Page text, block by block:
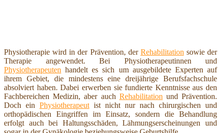
Physiotherapie wird in der Prävention, der Rehabilitation sowie der
Therapie angewendet. Bei Physiotherapeutinnen und
Physiotherapeuten handelt es sich um ausgebildete Experten auf
ihrem Gebiet, die mindestens eine dreijährige Berufsfachschule
absolviert haben. Dabei erwerben sie fundierte Kenntnisse aus den
Fachbereichen Medizin, aber auch Rehabilitation und Prävention.
Doch ein Physiotherapeut ist nicht nur nach chirurgischen und
orthopädischen Eingriffen im Einsatz, sondern die Behandlung
erfolgt auch bei Haltungsschäden, Lähmungserscheinungen und